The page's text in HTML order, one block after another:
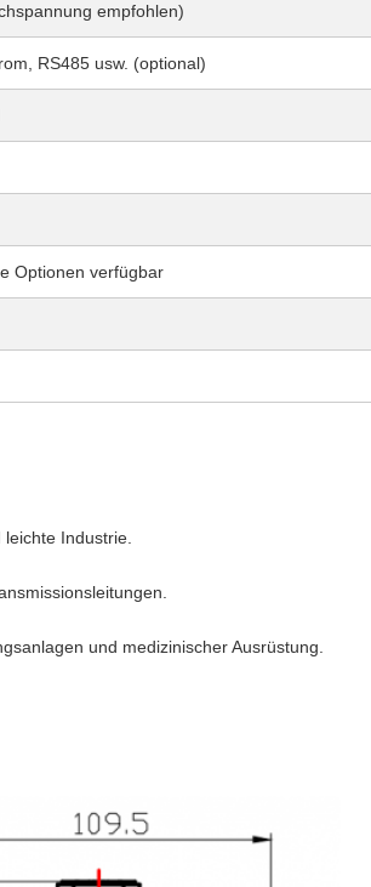
empfohlen)
RS485 usw. (optional)
Optionen verfügbar
Industrie.
und medizinischer Ausrüstung.